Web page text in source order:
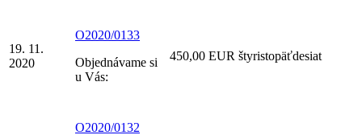
19. 11.
2020
O2020/0133
Objednávame si
u Vás:
450,00 EUR štyristopäťdesiat
O2020/0132